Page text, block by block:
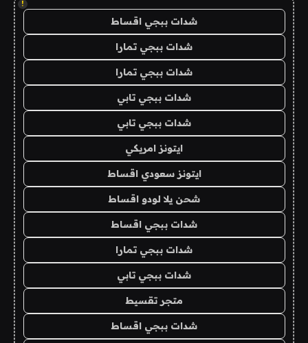
!
شدات ببجي اقساط
شدات ببجي تمارا
شدات ببجي تمارا
شدات ببجي تابي
شدات ببجي تابي
ايتونز امريكي
ايتونز سعودي اقساط
شحن يلا لودو اقساط
شدات ببجي اقساط
شدات ببجي تمارا
شدات ببجي تابي
متجر تقسيط
شدات ببجي اقساط